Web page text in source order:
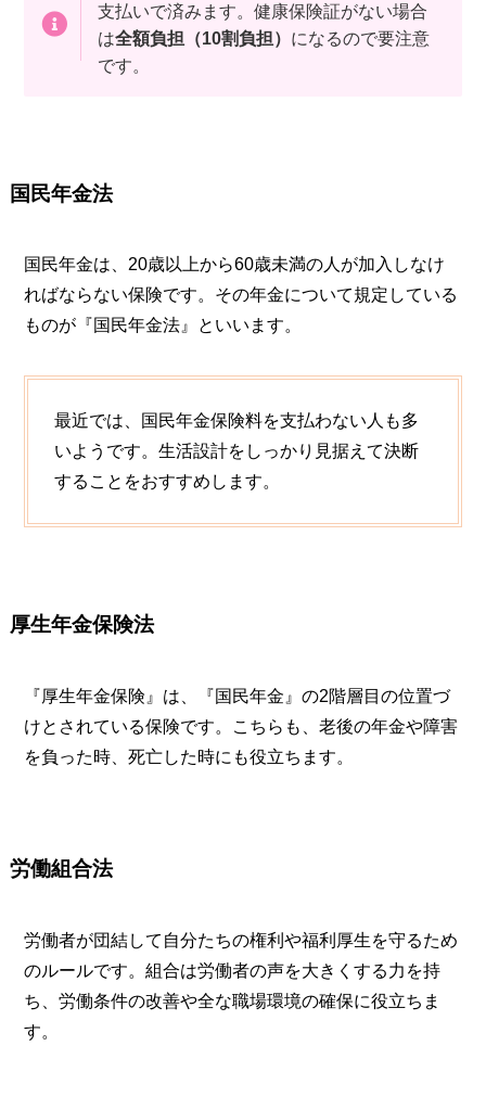
支払いで済みます。健康保険証がない場合
は全額負担（10割負担） になるので要注意
です。
国民年金法
国民年金は、20歳以上から60歳未満の人が加入しなけ
ればならない保険です。その年金について規定している
ものが『国民年金法』といいます。
最近では、国民年金保険料を支払わない人も多
いようです。生活設計をしっかり見据えて決断
することをおすすめします。
厚生年金保険法
『厚生年金保険』は、『国民年金』の2階層目の位置づ
けとされている保険です。こちらも、老後の年金や障害
を負った時、死亡した時にも役立ちます。
労働組合法
労働者が団結して自分たちの権利や福利厚生を守るため
のルールです。組合は労働者の声を大きくする力を持
ち、労働条件の改善や全な職場環境の確保に役立ちま
す。